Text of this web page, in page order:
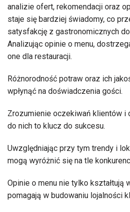
analizie ofert, rekomendacji oraz
staje się bardziej świadomy, co
satysfakcję z gastronomicznych
Analizując opinie o menu,
one dla restauracji.
Różnorodność potraw oraz ich
wpłynąć na doświadczenia gości.
Zrozumienie oczekiwań klientów
do nich to klucz do sukcesu.
Uwzględniając przy tym trendy i
mogą wyróżnić się na tle
Opinie o menu nie tylko kształtują
pomagają w budowaniu lojalności